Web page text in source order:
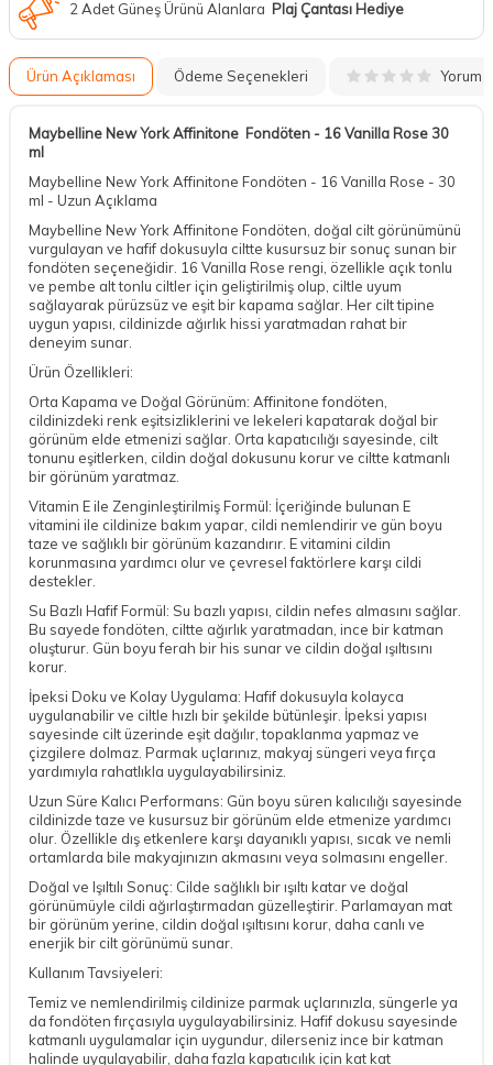
2 Adet Güneş Ürünü Alanlara Plaj Çantası Hediye
Ürün Açıklaması Ödeme Seçenekleri Yorum
Maybelline New York Affinitone Fondöten - 16 Vanilla Rose 30
ml
Maybelline New York Affinitone Fondöten - 16 Vanilla Rose - 30
ml - Uzun Açıklama
Maybelline New York Affinitone Fondöten, doğal cilt görünümünü
vurgulayan ve hafif dokusuyla ciltte kusursuz bir sonuç sunan bir
fondöten seçeneğidir. 16 Vanilla Rose rengi, özellikle açık tonlu
ve pembe alt tonlu ciltler için geliştirilmiş olup, ciltle uyum
sağlayarak pürüzsüz ve eşit bir kapama sağlar. Her cilt tipine
uygun yapısı, cildinizde ağırlık hissi yaratmadan rahat bir
deneyim sunar.
Ürün Özellikleri:
Orta Kapama ve Doğal Görünüm: Affinitone fondöten,
cildinizdeki renk eşitsizliklerini ve lekeleri kapatarak doğal bir
görünüm elde etmenizi sağlar. Orta kapatıcılığı sayesinde, cilt
tonunu eşitlerken, cildin doğal dokusunu korur ve ciltte katmanlı
bir görünüm yaratmaz.
Vitamin E ile Zenginleştirilmiş Formül: İçeriğinde bulunan E
vitamini ile cildinize bakım yapar, cildi nemlendirir ve gün boyu
taze ve sağlıklı bir görünüm kazandırır. E vitamini cildin
korunmasına yardımcı olur ve çevresel faktörlere karşı cildi
destekler.
Su Bazlı Hafif Formül: Su bazlı yapısı, cildin nefes almasını sağlar.
Bu sayede fondöten, ciltte ağırlık yaratmadan, ince bir katman
oluşturur. Gün boyu ferah bir his sunar ve cildin doğal ışıltısını
korur.
İpeksi Doku ve Kolay Uygulama: Hafif dokusuyla kolayca
uygulanabilir ve ciltle hızlı bir şekilde bütünleşir. İpeksi yapısı
sayesinde cilt üzerinde eşit dağılır, topaklanma yapmaz ve
çizgilere dolmaz. Parmak uçlarınız, makyaj süngeri veya fırça
yardımıyla rahatlıkla uygulayabilirsiniz.
Uzun Süre Kalıcı Performans: Gün boyu süren kalıcılığı sayesinde
cildinizde taze ve kusursuz bir görünüm elde etmenize yardımcı
olur. Özellikle dış etkenlere karşı dayanıklı yapısı, sıcak ve nemli
ortamlarda bile makyajınızın akmasını veya solmasını engeller.
Doğal ve Işıltılı Sonuç: Cilde sağlıklı bir ışıltı katar ve doğal
görünümüyle cildi ağırlaştırmadan güzelleştirir. Parlamayan mat
bir görünüm yerine, cildin doğal ışıltısını korur, daha canlı ve
enerjik bir cilt görünümü sunar.
Kullanım Tavsiyeleri:
Temiz ve nemlendirilmiş cildinize parmak uçlarınızla, süngerle ya
da fondöten fırçasıyla uygulayabilirsiniz. Hafif dokusu sayesinde
katmanlı uygulamalar için uygundur, dilerseniz ince bir katman
halinde uygulayabilir, daha fazla kapatıcılık için kat kat